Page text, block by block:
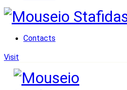
Contacts
Visit